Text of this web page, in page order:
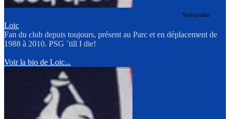
Suivez-moi
Loic
Fan du club depuis toujours, présent au Parc et en déplacement de
1988 à 2010. PSG ´till I die!
Voir la bio de Loic...